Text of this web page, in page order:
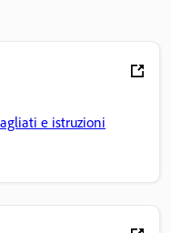
e istruzioni